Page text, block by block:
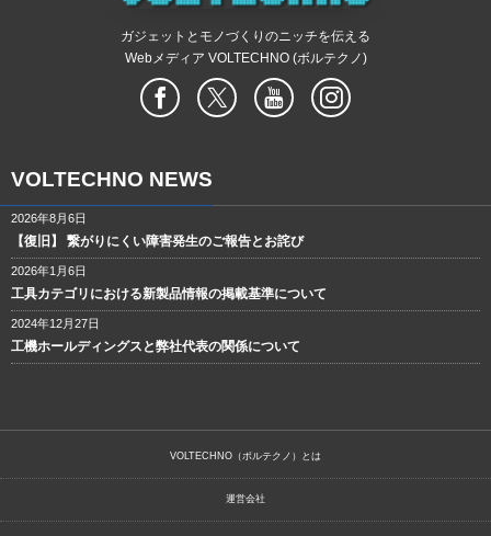
ガジェットとモノづくりのニッチを伝える
Webメディア VOLTECHNO (ボルテクノ)
VOLTECHNO NEWS
2026年8月6日
【復旧】 繋がりにくい障害発生のご報告とお詫び
2026年1月6日
工具カテゴリにおける新製品情報の掲載基準について
2024年12月27日
工機ホールディングスと弊社代表の関係について
VOLTECHNO（ボルテクノ）とは
運営会社